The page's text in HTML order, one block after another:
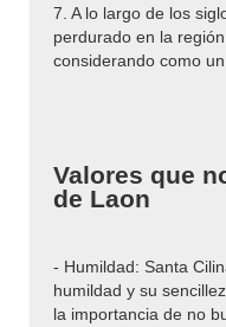
7. A lo largo de los
perdurado en la
considerando como
Valores que
de Laon
- Humildad: Santa
humildad y su
la importancia de no